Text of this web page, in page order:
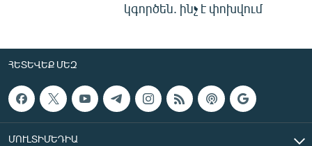
կգործեն. ինչ է փոխվում
ՀԵՏԵՎԵՔ ՄԵԶ
ՄՈՒԼՏԻՄԵԴԻԱ